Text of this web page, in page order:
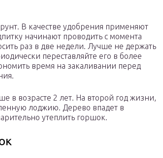
В качестве удобрения применяют
начинают проводить с момента
раз в две недели. Лучше не держать
переставляйте его в более
время на закаливании перед
в возрасте 2 лет. На второй год жизни,
лоджию. Дерево впадет в
утеплить горшок.